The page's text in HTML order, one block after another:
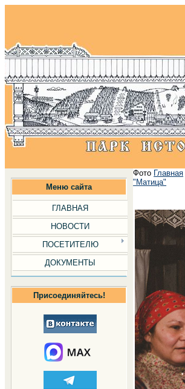
Меню сайта
ГЛАВНАЯ
НОВОСТИ
ПОСЕТИТЕЛЮ
ДОКУМЕНТЫ
Присоединяйтесь!
Фото Главная
"Матица"